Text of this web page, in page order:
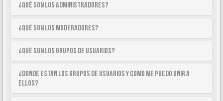
¿Qué son los Administradores?
¿Qué son los Moderadores?
¿Qué son los Grupos de Usuarios?
¿Donde están los Grupos de Usuarios y como me puedo unir a
ellos?